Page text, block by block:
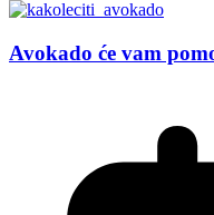
Avokado će vam